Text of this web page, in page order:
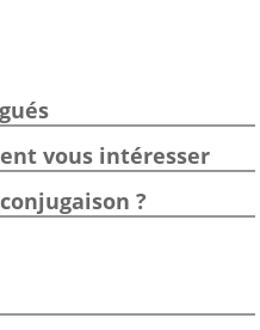
vous intéresser
?